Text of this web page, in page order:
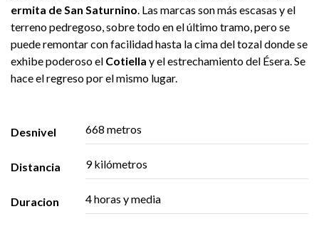
ermita de San Saturnino . Las marcas son más escasas y el
terreno pedregoso, sobre todo en el último tramo, pero se
puede remontar con facilidad hasta la cima del tozal donde se
exhibe poderoso el Cotiella y el estrechamiento del Ésera. Se
hace el regreso por el mismo lugar.
Desnivel 668 metros
Distancia 9 kilómetros
Duracion 4 horas y media